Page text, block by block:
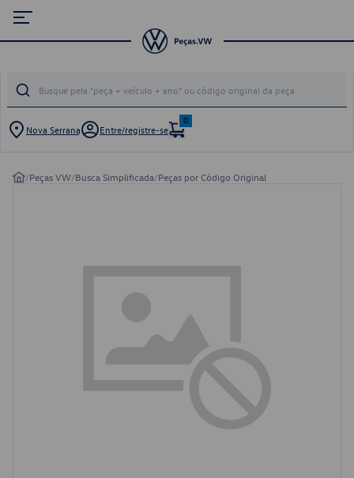
Nova Serrana Entre/registre-se
0
/Peças VW/Busca Simplificada/Peças por Código Original